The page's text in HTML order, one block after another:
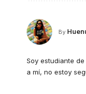
By
Soy estudiante
a mí, no estoy